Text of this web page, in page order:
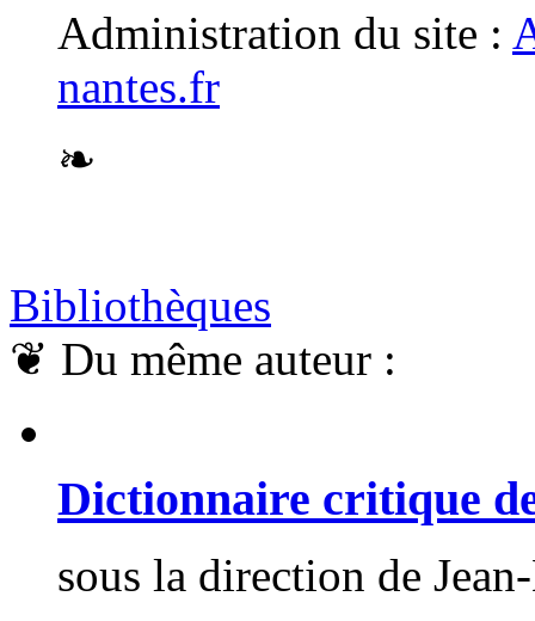
Administration du site :
nantes.fr
❧
Bibliothèques
❦ Du même auteur :
Dictionnaire critique
sous la direction de